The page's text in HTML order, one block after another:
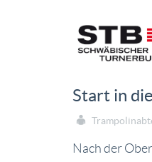
Start in
Nach der